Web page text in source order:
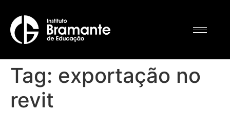
Tag: exportação no
revit